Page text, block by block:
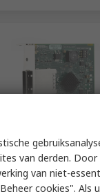
voorraad
Radio Module
Module for USRP
042
van derden. Door
van niet-
cookies". Als